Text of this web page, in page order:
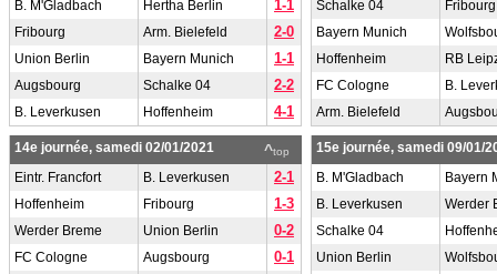
B. M'Gladbach Hertha Berlin 1-1
Fribourg Arm. Bielefeld 2-0
Union Berlin Bayern Munich 1-1
Augsbourg Schalke 04 2-2
B. Leverkusen Hoffenheim 4-1
Schalke 04
Fribourg
Bayern Munich
Hoffenheim
RB
FC Cologne
B.
Arm. Bielefeld
^top
14e journée, samedi 02/01/2021
Eintr. Francfort
B. Leverkusen 2-1
Hoffenheim Fribourg 1-3
Werder Breme Union Berlin 0-2
FC Cologne Augsbourg 0-1
15e journée, samedi 09/01/
B. M'Gladbach
Bayern
B. Leverkusen
Werder
Schalke 04
Union Berlin